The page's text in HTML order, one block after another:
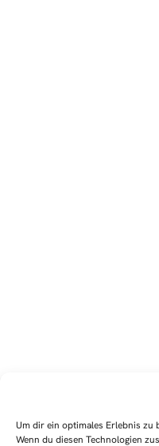
Um dir ein optimales Erlebnis zu
Wenn du diesen Technologien